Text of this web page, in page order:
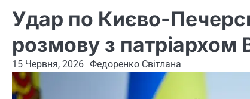
Удар по Києво-
розмову з
15 Червня, 2026 Федоренко Світлана